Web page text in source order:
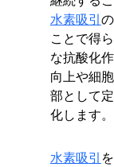
水素吸引
ことで得
な抗酸化
向上や細
部として
化します。
水素吸引